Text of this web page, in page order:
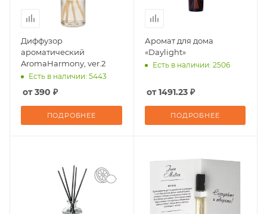
Диффузор
ароматический
AromaHarmony, ver.2
Есть в наличии: 5443
от 390 ₽
ПОДРОБНЕЕ
Аромат для дома
«Daylight»
Есть в наличии: 2506
от 1491.23 ₽
ПОДРОБНЕЕ